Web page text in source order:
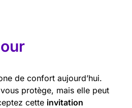
de confort aujourd’hui.
protège, mais elle peut
cette invitation